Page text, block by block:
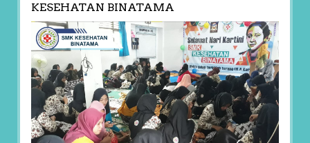
KESEHATAN BINATAMA